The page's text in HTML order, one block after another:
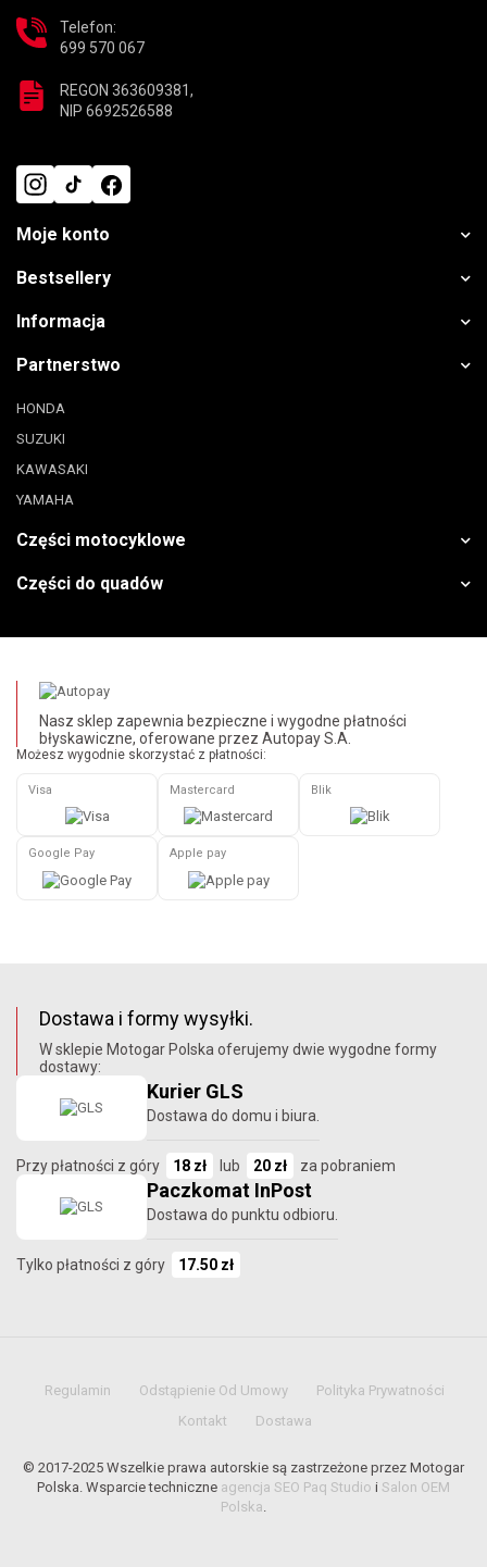
Telefon:
699 570 067
REGON 363609381,
NIP 6692526588
Moje konto
Bestsellery
Informacja
Partnerstwo
HONDA
SUZUKI
KAWASAKI
YAMAHA
Części motocyklowe
Części do quadów
Nasz sklep zapewnia bezpieczne i wygodne płatności
błyskawiczne, oferowane przez Autopay S.A.
Możesz wygodnie skorzystać z płatności:
Visa Mastercard Blik
Google Pay Apple pay
Dostawa i formy wysyłki.
W sklepie Motogar Polska oferujemy dwie wygodne formy
dostawy:
Kurier GLS
Dostawa do domu i biura.
Przy płatności z góry 18 zł lub 20 zł za pobraniem
Paczkomat InPost
Dostawa do punktu odbioru.
Tylko płatności z góry 17.50 zł
Regulamin Odstąpienie Od Umowy
Polityka Prywatności
Kontakt
Dostawa
© 2017-2025 Wszelkie prawa autorskie są zastrzeżone przez Motogar
Polska. Wsparcie techniczne agencja SEO Paq Studio i Salon OEM
Polska